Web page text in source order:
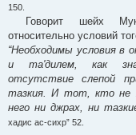
150.
Говорит шейх
относительно условий
“Необходимы условия в
и та'дилем, как
отсутствие слепой
тазкия. И тот, кто не
него ни джрах, ни
хадис ас-сихр” 52.